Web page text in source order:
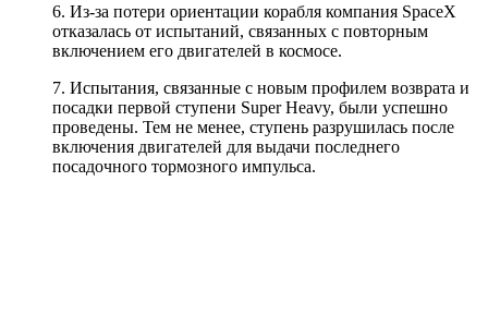
6. Из-за потери ориентации корабля компания SpaceX
отказалась от испытаний, связанных с повторным
включением его двигателей в космосе.
7. Испытания, связанные с новым профилем возврата и
посадки первой ступени Super Heavy, были успешно
проведены. Тем не менее, ступень разрушилась после
включения двигателей для выдачи последнего
посадочного тормозного импульса.